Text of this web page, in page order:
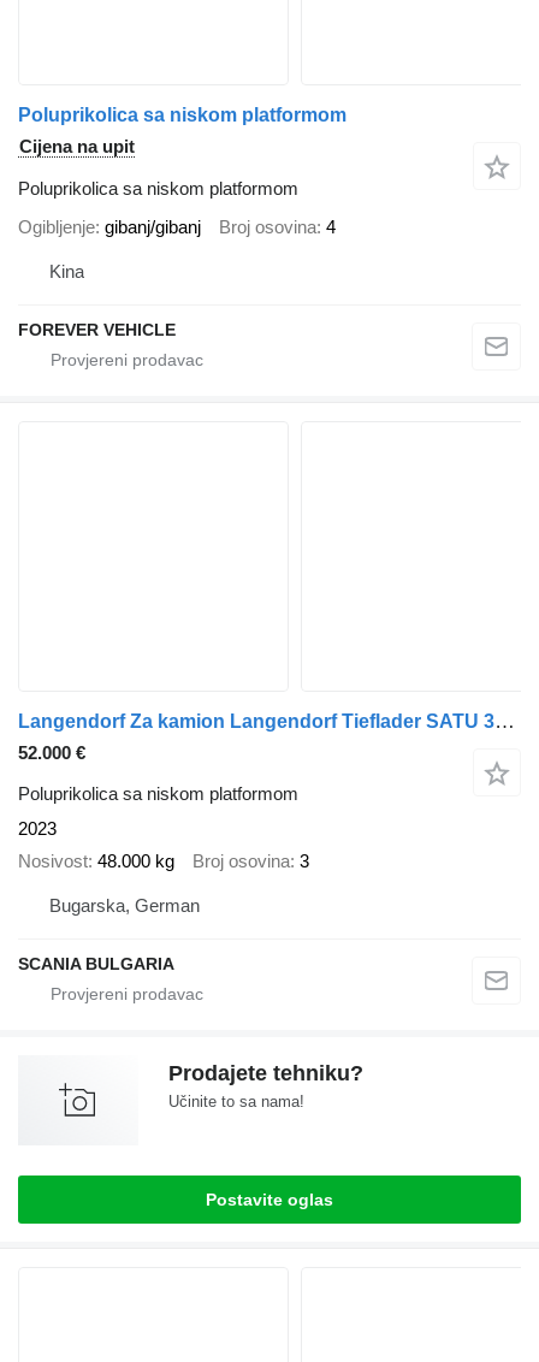
Poluprikolica sa niskom platformom
Cijena na upit
Poluprikolica sa niskom platformom
Ogibljenje gibanj/gibanj Broj osovina 4
Kina
FOREVER VEHICLE
Langendorf Za kamion Langendorf Tieflader SATU 30-9.300 mm
52.000 €
Poluprikolica sa niskom platformom
2023
Nosivost 48.000 kg Broj osovina 3
Bugarska, German
SCANIA BULGARIA
Prodajete tehniku?
Učinite to sa nama!
Postavite oglas